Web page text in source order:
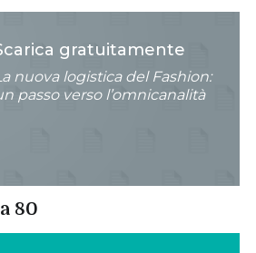
gratuitamente
nuova logistica del Fashion:
passo verso l’omnicanalità
80